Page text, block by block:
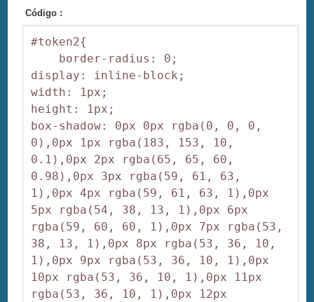
Código :
#token2{
border-radius: 0;
display: inline-block;
width: 1px;
height: 1px;
box-shadow: 0px 0px rgba(0, 0, 0,
0),0px 1px rgba(183, 153, 10,
0.1),0px 2px rgba(65, 65, 60,
0.98),0px 3px rgba(59, 61, 63,
1),0px 4px rgba(59, 61, 63, 1),0px
5px rgba(54, 38, 13, 1),0px 6px
rgba(59, 60, 60, 1),0px 7px rgba(53,
38, 13, 1),0px 8px rgba(53, 36, 10,
1),0px 9px rgba(53, 36, 10, 1),0px
10px rgba(53, 36, 10, 1),0px 11px
rgba(53, 36, 10, 1),0px 12px